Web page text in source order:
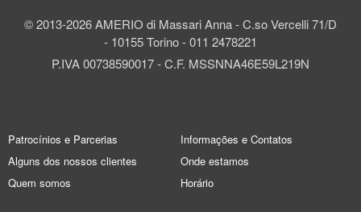
© 2013-2026 AMERIO di Massari Anna - C.so Vercelli 71/D
- 10155 Torino - 011 2478221
P.IVA 00738590017 - C.F. MSSNNA46E59L219N
Patrocínios e Parcerias
Alguns dos nossos clientes
Quem somos
Informações e Contatos
Onde estamos
Horário